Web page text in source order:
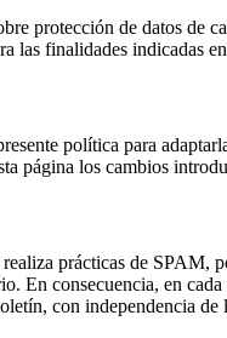
protección de datos de
las finalidades indicadas
política para
página los cambios
prácticas de SPAM,
En consecuencia, en
con independencia